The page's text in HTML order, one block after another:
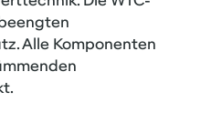
Alle Komponenten